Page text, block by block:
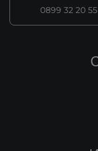
0899 32 20 55